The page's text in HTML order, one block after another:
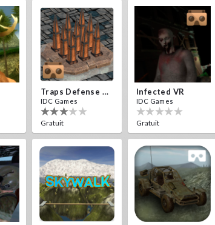
Traps Defense VR
IDC Games
Gratuit
Infected VR
IDC Games
Gratuit